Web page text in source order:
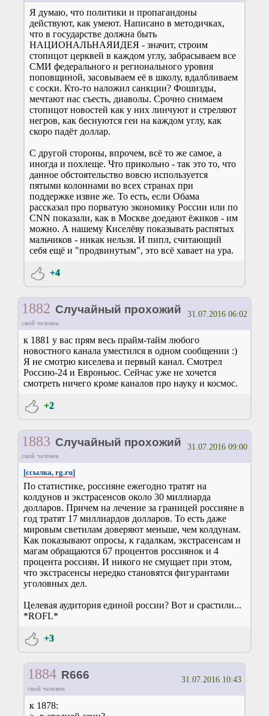
Я думаю, что политики и пропагандоны
действуют, как умеют. Написано в методичках,
что в государстве должна быть
НАЦИОНАЛЬНАЯИДЕЯ - значит, строим
стопицот церквей в каждом углу, забрасываем все
СМИ федерального и регионального уровня
поповщиной, засовываем её в школу, вдалбливаем
с соски. Кто-то наложил санкции? Фошизды,
мечтают нас съесть, диаволы. Срочно снимаем
стопицот новостей как у них линчуют и стреляют
негров, как беснуются геи на каждом углу, как
скоро падёт доллар.
С другой стороны, впрочем, всё то же самое, а
иногда и похлеще. Что прикольно - так это то, что
данное обстоятельство вовсю используется
пятыми колоннами во всех странах при
поддержке извне же. То есть, если Обама
рассказал про порватую экономику России или по
CNN показали, как в Москве доедают ёжиков - им
можно. А нашему Киселёву показывать распятых
мальчиков - никак нельзя. И пипл, считающий
себя ещё и "продвинутым", это всё хавает на ура.
+4
1882 Случайный прохожий
свой человек
31.07.2016 06:02
к 1881 у вас прям весь прайм-тайм любого
новостного канала уместился в одном сообщении :)
Я не смотрю киселева и первый канал. Смотрел
Россию-24 и Евроньюс. Сейчас уже не хочется
смотреть ничего кроме каналов про науку и космос.
+2
1883 Случайный прохожий
свой человек
31.07.2016 09:00
[ссылка, rg.ru]
По статистике, россияне ежегодно тратят на
колдунов и экстрасенсов около 30 миллиарда
долларов. Причем на лечение за границей россияне в
год тратят 17 миллиардов долларов. То есть даже
мировым светилам доверяют меньше, чем колдунам.
Как показывают опросы, к гадалкам, экстрасенсам и
магам обращаются 67 процентов россиянок и 4
процента россиян. И никого не смущает при этом,
что экстрасенсы нередко становятся фигурантами
уголовных дел.
Целевая аудитория единой россии? Вот и срастили...
*ROFL*
+3
1884 R666
свой человек
31.07.2016 10:43
к 1878: